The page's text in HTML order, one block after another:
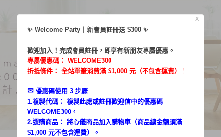
X
✨ Welcome Party｜新會員註冊送 $300 ✨
歡迎加入！完成會員註冊，即享有新朋友專屬優惠。
專屬優惠碼： WELCOME300
折抵條件： 全站單筆消費滿 $1,000 元（不包含運費）！
✉︎ 優惠碼使用 3 步驟
1.複製代碼： 複製此處或註冊歡迎信中的優惠碼
WELCOME300。
2.選購商品： 將心儀商品加入購物車（商品總金額須滿
$1,000 元不包含運費）。